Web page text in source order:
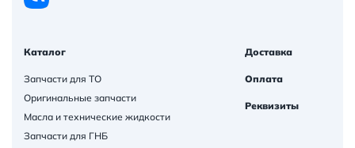
Каталог
Запчасти для ТО
Оригинальные запчасти
Масла и технические жидкости
Запчасти для ГНБ
Доставка
Оплата
Реквизиты